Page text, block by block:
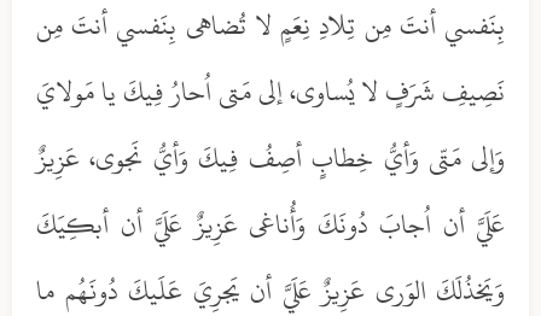
بِنَفسي أنتَ مِن تِلادِ نِعَمٍ لا تُضاهى بِنَفسي أنتَ مِن
نَصِيفِ شَرَفٍ لا يُساوى، إلى مَتى اُحارُ فِيكَ يا مَولايَ
وَإلى مَتّى وَأيُّ خِطابٍ أصِفُ فِيكَ وَأيُّ نَجوى، عَزِيزٌ
عَلَيَّ أن اُجابَ دُونَكَ وَأُناغى عَزِيزٌ عَلَيَّ أن أبكِيَكَ
وَيَخذُلَكَ الوَرى عَزِيزٌ عَلَيَّ أن يَجرِيَ عَلَيكَ دُونَهُم ما